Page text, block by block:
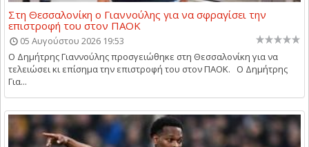
Στη Θεσσαλονίκη ο Γιαννούλης για να σφραγίσει την
επιστροφή του στον ΠΑΟΚ
05 Αυγούστου 2026 19:53
Ο Δημήτρης Γιαννούλης προσγειώθηκε στη Θεσσαλονίκη για να
τελειώσει κι επίσημα την επιστροφή του στον ΠΑΟΚ. Ο Δημήτρης
Για...